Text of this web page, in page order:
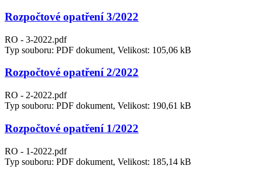
Rozpočtové opatření 3/2022
RO - 3-2022.pdf
Typ souboru: PDF dokument, Velikost: 105,06 kB
Rozpočtové opatření 2/2022
RO - 2-2022.pdf
Typ souboru: PDF dokument, Velikost: 190,61 kB
Rozpočtové opatření 1/2022
RO - 1-2022.pdf
Typ souboru: PDF dokument, Velikost: 185,14 kB